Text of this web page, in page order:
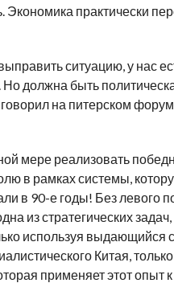
Экономика практически
ситуацию, у нас
должна быть
на питерском
мере реализовать
в рамках системы,
в 90-е годы! Без левого
из стратегических
используя выдающийся
Китая,
применяет этот опыт к